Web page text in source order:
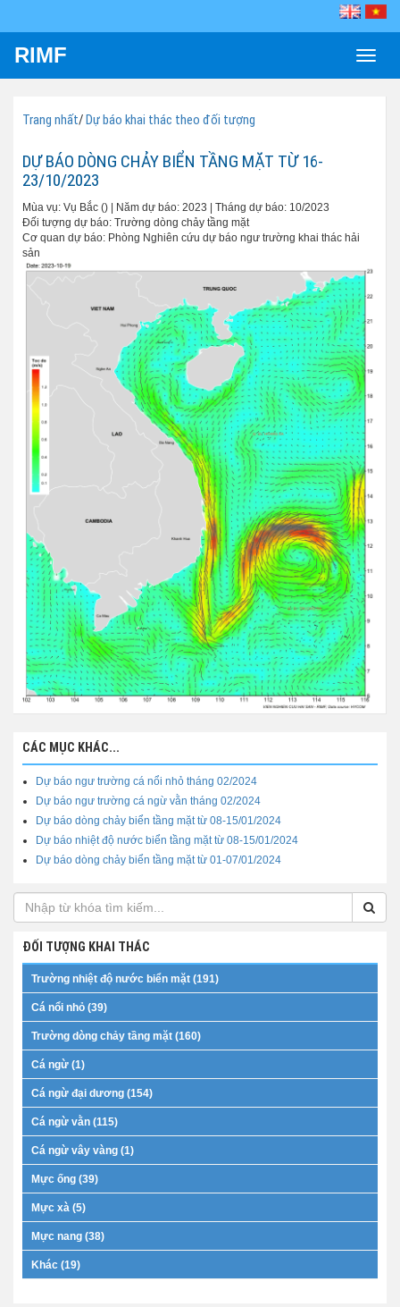
Toggle
RIMF
Trang nhất/Dự báo khai thác theo đối tượng
DỰ BÁO DÒNG CHẢY BIỂN TẦNG MẶT TỪ 16-
23/10/2023
Mùa vụ: Vụ Bắc () | Năm dự báo: 2023 | Tháng dự báo: 10/2023
Đối tượng dự báo: Trường dòng chảy tầng mặt
Cơ quan dự báo: Phòng Nghiên cứu dự báo ngư trường khai thác hải
sản
CÁC MỤC KHÁC...
Dự báo ngư trường cá nổi nhỏ tháng 02/2024
Dự báo ngư trường cá ngừ vằn tháng 02/2024
Dự báo dòng chảy biển tầng mặt từ 08-15/01/2024
Dự báo nhiệt độ nước biển tầng mặt từ 08-15/01/2024
Dự báo dòng chảy biển tầng mặt từ 01-07/01/2024
ĐỐI TƯỢNG KHAI THÁC
Trường nhiệt độ nước biển mặt (191)
Cá nổi nhỏ (39)
Trường dòng chảy tầng mặt (160)
Cá ngừ (1)
Cá ngừ đại dương (154)
Cá ngừ vằn (115)
Cá ngừ vây vàng (1)
Mực ống (39)
Mực xà (5)
Mực nang (38)
Khác (19)